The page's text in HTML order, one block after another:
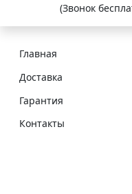
(Звонок
Главная
Доставка
Гарантия
Контакты